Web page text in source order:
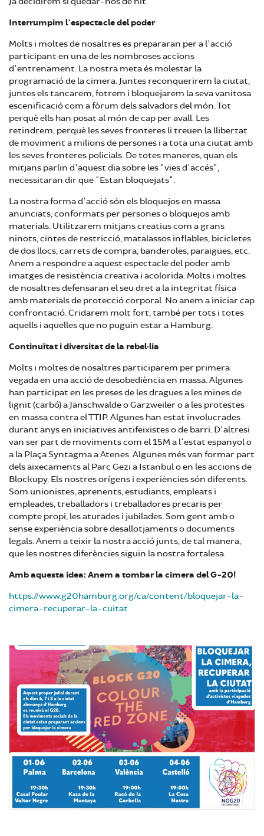
Interrumpim l'espectacle del poder
Molts i moltes de nosaltres es prepararan per a l'acció
participant en una de les nombroses accions
d'entrenament. La nostra meta és molestar la
programació de la cimera. Juntes reconquerirem la ciutat,
juntes els tancarem, fotrem i bloquejarem la seva vanitosa
escenificació com a fòrum dels salvadors del món. Tot
perquè ells han posat al món de cap per avall. Les
retindrem, perquè les seves fronteres li treuen la llibertat
de moviment a milions de persones i a tota una ciutat amb
les seves fronteres policials. De totes maneres, quan els
mitjans parlin d'aquest dia sobre les "vies d'accés",
necessitaran dir que "Estan bloquejats".
La nostra forma d'acció són els bloquejos en massa
anunciats, conformats per persones o bloquejos amb
materials. Utilitzarem mitjans creatius com a grans
ninots, cintes de restricció, matalassos inflables, bicicletes
de dos llocs, carrets de compra, banderoles, paraigües, etc.
Anem a respondre a aquest espectacle del poder amb
imatges de resistència creativa i acolorida. Molts i moltes
de nosaltres defensaran el seu dret a la integritat física
amb materials de protecció corporal. No anem a iniciar cap
confrontació. Cridarem molt fort, també per tots i totes
aquells i aquelles que no puguin estar a Hamburg.
Continuïtat i diversitat de la rebel·lia
Molts i moltes de nosaltres participarem per primera
vegada en una acció de desobediència en massa. Algunes
han participat en les preses de les dragues a les mines de
lignit (carbó) a Jänschwalde o Garzweiler o a les protestes
en massa contra el TTIP. Algunes han estat involucrades
durant anys en iniciatives antifeixistes o de barri. D'altresi
van ser part de moviments com el 15M a l'estat espanyol o
a la Plaça Syntagma a Atenes. Algunes més van formar part
dels aixecaments al Parc Gezi a Istanbul o en les accions de
Blockupy. Els nostres orígens i experiències són diferents.
Som unionistes, aprenents, estudiants, empleats i
empleades, treballadors i treballadores precaris per
compte propi, les aturades i jubilades. Som gent amb o
sense experiència sobre desallotjaments o documents
legals. Anem a teixir la nostra acció junts, de tal manera,
que les nostres diferències siguin la nostra fortalesa.
Amb aquesta idea: Anem a tombar la cimera del G-20!
https://www.g20hamburg.org/ca/content/bloquejar-la-
cimera-recuperar-la-cuitat